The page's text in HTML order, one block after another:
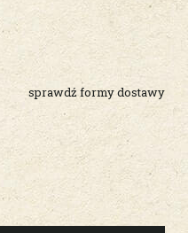
kosztów płatności
sprawdź formy dostawy